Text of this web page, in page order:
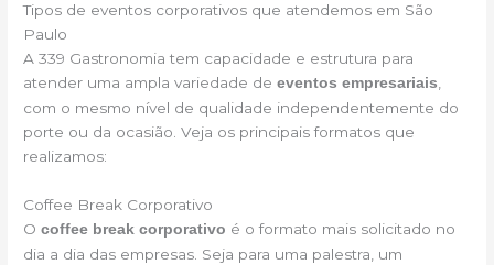
Tipos de eventos corporativos que atendemos em São
Paulo
A 339 Gastronomia tem capacidade e estrutura para
atender uma ampla variedade deeventos empresariais,
com o mesmo nível de qualidade independentemente do
porte ou da ocasião. Veja os principais formatos que
realizamos:
Coffee Break Corporativo
Ocoffee break corporativo é o formato mais solicitado no
dia a dia das empresas. Seja para uma palestra, um